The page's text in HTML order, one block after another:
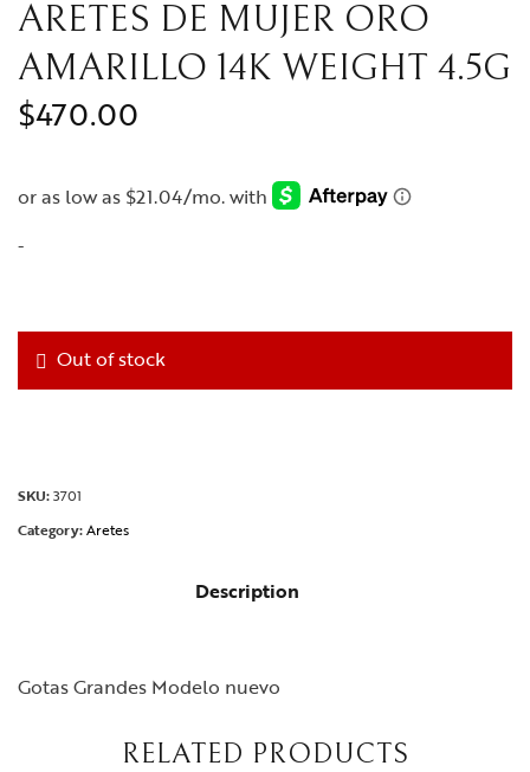
Niño
Medalla para foto
ARETES DE MUJER ORO
AMARILLO 14K WEIGHT 4.5G
$470.00
-
Out of stock
SKU:3701
Category:Aretes
Description
Gotas Grandes Modelo nuevo
RELATED PRODUCTS